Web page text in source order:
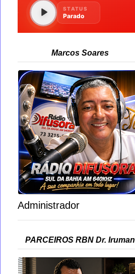
Marcos Soares
Administrador
PARCEIROS RBN Dr. Iruman